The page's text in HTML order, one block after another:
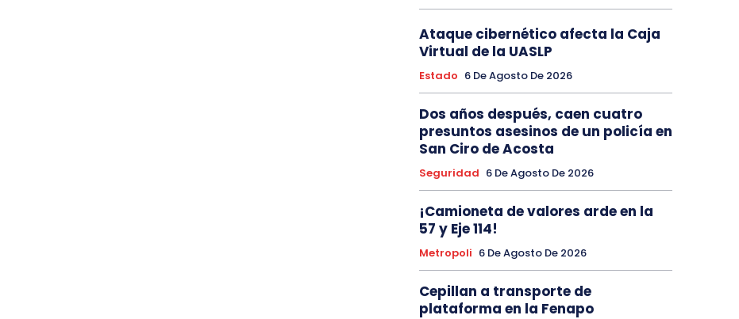
Ataque cibernético afecta la Caja
Virtual de la UASLP
Estado 6 De Agosto De 2026
Dos años después, caen cuatro
presuntos asesinos de un policía en
San Ciro de Acosta
Seguridad 6 De Agosto De 2026
¡Camioneta de valores arde en la
57 y Eje 114!
Metropoli 6 De Agosto De 2026
Cepillan a transporte de
plataforma en la Fenapo